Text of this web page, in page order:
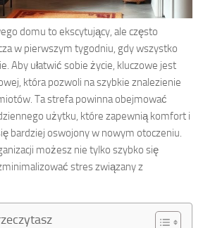
domu to ekscytujący, ale często
w pierwszym tygodniu, gdy wszystko
Aby ułatwić sobie życie, kluczowe jest
która pozwoli na szybkie znalezienie
Ta strefa powinna obejmować
użytku, które zapewnią komfort i
bardziej oswojony w nowym otoczeniu.
możesz nie tylko szybko się
stres związany z